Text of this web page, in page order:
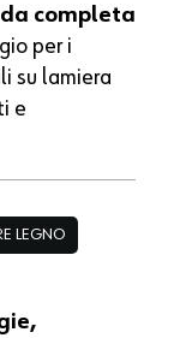
completa
per i
su lamiera
e
LEGNO